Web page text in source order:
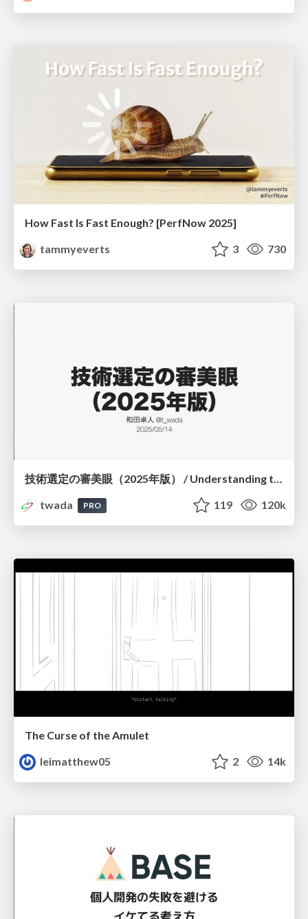
How Fast Is Fast Enough? [PerfNow 2025]
tammyeverts
3 730
技術選定の審美眼（2025年版） / Understanding the Spiral of Technologies 2025 edition
twada
PRO 119 120k
The Curse of the Amulet
leimatthew05
2 14k